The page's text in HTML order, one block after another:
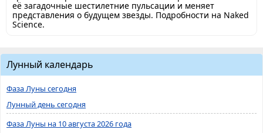
её загадочные шестилетние пульсации и меняет
представления о будущем звезды. Подробности на Naked
Science.
Лунный календарь
Фаза Луны сегодня
Лунный день сегодня
Фаза Луны на 10 августа 2026 года